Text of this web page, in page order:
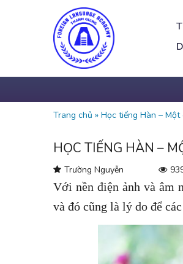
Trang chủ » Học tiếng Hàn –
HỌC TIẾNG HÀN –
Trường Nguyễn
Với nền điện ảnh và âm
và đó cũng là lý do để